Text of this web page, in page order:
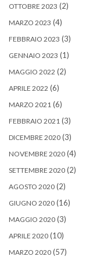
OTTOBRE 2023 (2)
MARZO 2023 (4)
FEBBRAIO 2023 (3)
GENNAIO 2023 (1)
MAGGIO 2022 (2)
APRILE 2022 (6)
MARZO 2021 (6)
FEBBRAIO 2021 (3)
DICEMBRE 2020 (3)
NOVEMBRE 2020 (4)
SETTEMBRE 2020 (2)
AGOSTO 2020 (2)
GIUGNO 2020 (16)
MAGGIO 2020 (3)
APRILE 2020 (10)
MARZO 2020 (57)